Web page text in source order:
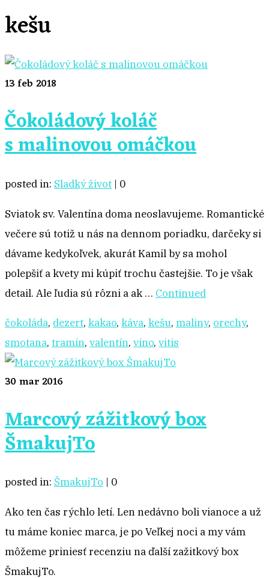
kešu
13 feb 2018
Čokoládový koláč
s malinovou omáčkou
posted in: Sladký život | 0
Sviatok sv. Valentína doma neoslavujeme. Romantické
večere sú totiž u nás na dennom poriadku, darčeky si
dávame kedykoľvek, akurát Kamil by sa mohol
polepšiť a kvety mi kúpiť trochu častejšie. To je však
detail. Ale ľudia sú rôzni a ak … Continued
čokoláda, dezert, kakao, káva, kešu, maliny, orechy,
smotana, tramín, valentín, víno, vitis
30 mar 2016
Marcový zážitkový box
ŠmakujTo
posted in: ŠmakujTo | 0
Ako ten čas rýchlo letí. Len nedávno boli vianoce a už
tu máme koniec marca, je po Veľkej noci a my vám
môžeme priniesť recenziu na ďalší zažitkový box
ŠmakujTo.